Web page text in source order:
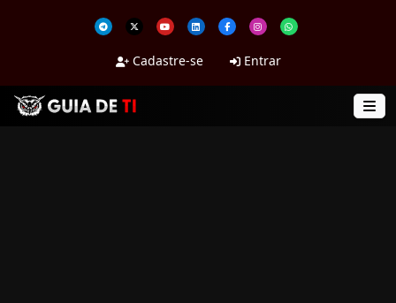
Cadastre-se Entrar